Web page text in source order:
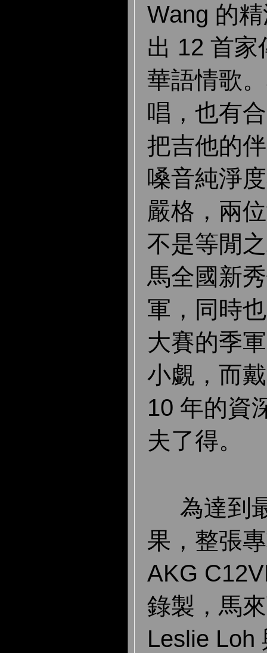
Wang 的
出 12 首家
華語情歌
唱，也有
把吉他的
嗓音純淨
嚴格，兩
不是等閒
馬全國新
軍，同時
大賽的季
小覷，而
10 年的資
夫了得。
為達到
果，整張
AKG
錄製，馬
Leslie Loh